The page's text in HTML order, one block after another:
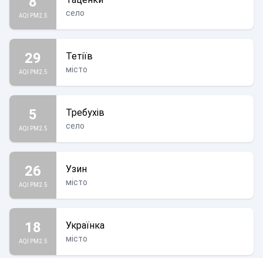
AQI PM2.5 село
29
AQI PM2.5
Тетіїв
місто
5
AQI PM2.5
Требухів
село
26
AQI PM2.5
Узин
місто
18
AQI PM2.5
Українка
місто